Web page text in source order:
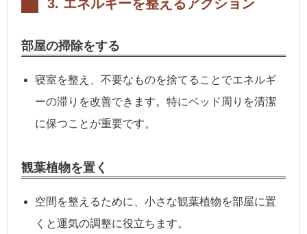
3. エネルギーを整えるアクション
部屋の掃除をする
寝室を整え、不要なものを捨てることでエネルギ
ーの滞りを改善できます。特にベッド周りを清潔
に保つことが重要です。
観葉植物を置く
空間を整えるために、小さな観葉植物を部屋に置
くと運気の調整に役立ちます。